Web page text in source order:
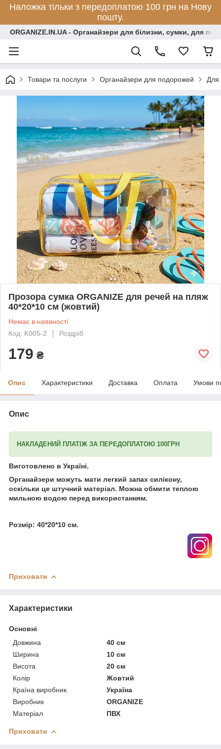
Наложка тільки з передоплатою 100 грн на Нову
пошту.
ORGANIZE.IN.UA - Органайзери для білизни, сумки, для
Товари та послуги Органайзери для подорожей Для
Прозора сумка ORGANIZE для речей на пляж
40*20*10 см (жовтий)
Немає в наявності
Код: K005-2
Роздріб
179 ₴
Опис Характеристики Доставка Оплата Умови
Опис
НАКЛАДЕНИЙ ПЛАТІЖ ЗА ПЕРЕДОПЛАТОЮ 100ГРН
Виготовлено в Україні.
Органайзери можуть мати легкий запах силікону,
оскільки це штучний матеріал. Можна обмити теплою
мильною водою перед використанням.
Розмір: 40*20*10 см.
Приховати
Характеристики
Основні
Довжина
40 см
Ширина
10 см
Висота
20 см
Колір
Жовтий
Країна виробник
Україна
Виробник
ORGANIZE
Матеріал
ПВХ
Приховати